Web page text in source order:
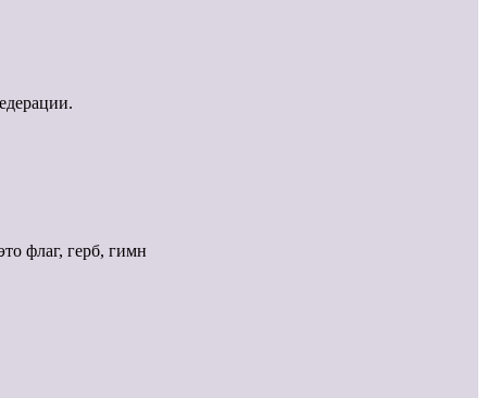
флаг, герб, гимн